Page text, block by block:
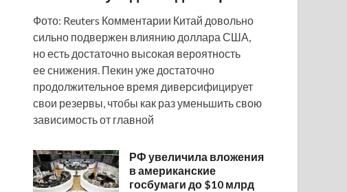
Фото: Reuters Комментарии Китай довольно
сильно подвержен влиянию доллара США,
но есть достаточно высокая вероятность
ее снижения. Пекин уже достаточно
продолжительное время диверсифицирует
свои резервы, чтобы как раз уменьшить свою
зависимость от главной
РФ увеличила вложения
в американские
госбумаги до $10 млрд